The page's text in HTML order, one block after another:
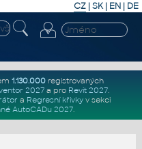
CZ | SK| EN | DE
1.130.000registrovaných
2027a pro Revit 2027.
a Regresní křivkyv sekci
AutoCADu 2027.